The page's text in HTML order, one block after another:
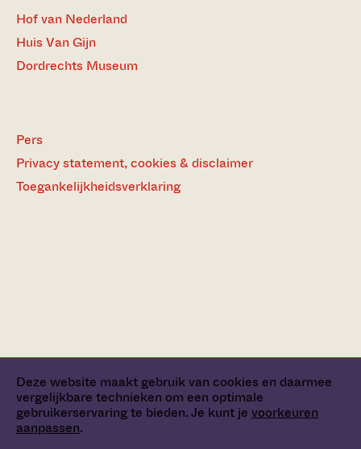
Deze website maakt gebruik van cookies en daarmee
vergelijkbare technieken om een optimale
gebruikerservaring te bieden. Je kunt je voorkeuren
aanpassen.
Hof van Nederland
Huis Van Gijn
Dordrechts Museum
Pers
Privacy statement, cookies & disclaimer
Toegankelijkheidsverklaring